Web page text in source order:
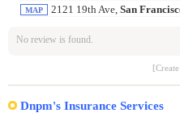
MAP 2121 19th Ave, San
No review is found.
Dnpm's Insurance Services